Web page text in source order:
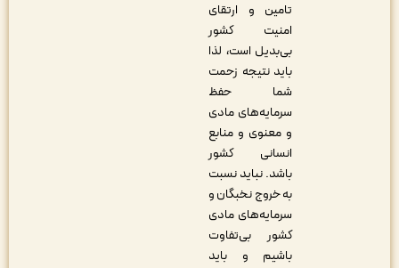
تامین و ارتقای
امنیت کشور
بی‌بدیل است، لذا
باید نتیجه زحمت
شما حفظ
سرمایه‌های مادی
و معنوی و منابع
انسانی کشور
باشد. نباید نسبت
به خروج نخبگان و
سرمایه‌های مادی
کشور بی‌‌تفاوت
باشیم و باید